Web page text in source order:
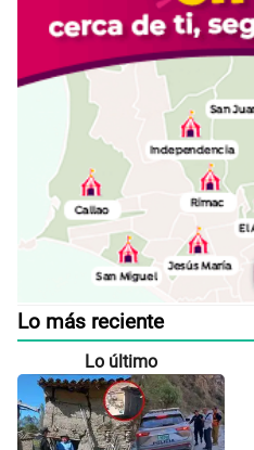
Lo más reciente
Lo último